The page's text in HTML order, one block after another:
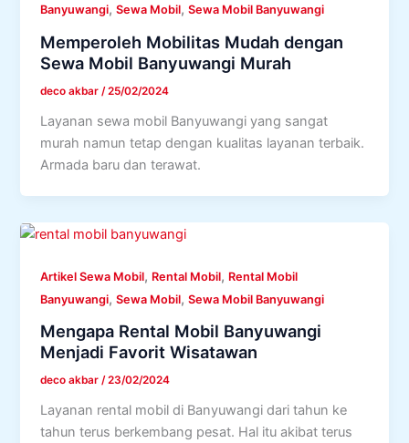
Banyuwangi,Sewa Mobil,Sewa Mobil Banyuwangi
Memperoleh Mobilitas Mudah dengan
Sewa Mobil Banyuwangi Murah
deco akbar/25/02/2024
Layanan sewa mobil Banyuwangi yang sangat
murah namun tetap dengan kualitas layanan terbaik.
Armada baru dan terawat.
Artikel Sewa Mobil, Rental Mobil, Rental Mobil
Banyuwangi,Sewa Mobil,Sewa Mobil Banyuwangi
Mengapa Rental Mobil Banyuwangi
Menjadi Favorit Wisatawan
deco akbar/23/02/2024
Layanan rental mobil di Banyuwangi dari tahun ke
tahun terus berkembang pesat. Hal itu akibat terus